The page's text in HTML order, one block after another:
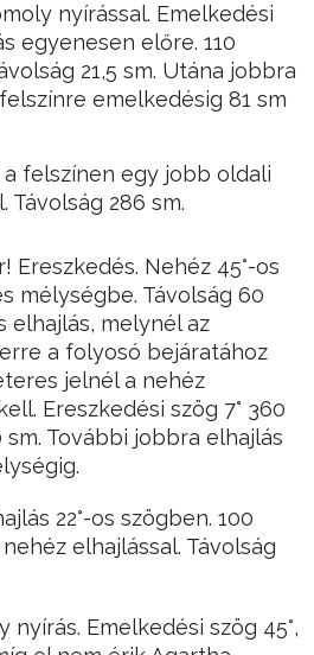
nyírással. Emelkedési
egyenesen előre. 110
21,5 sm. Utána jobbra
emelkedésig 81 sm
felszínen egy jobb oldali
Távolság 286 sm.
Ereszkedés. Nehéz 45°-os
mélységbe. Távolság 60
elhajlás, melynél az
a folyosó bejáratához
jelnél a nehéz
Ereszkedési szög 7° 360
További jobbra elhajlás
22°-os szögben. 100
elhajlással. Távolság
nyírás. Emelkedési szög 45°,